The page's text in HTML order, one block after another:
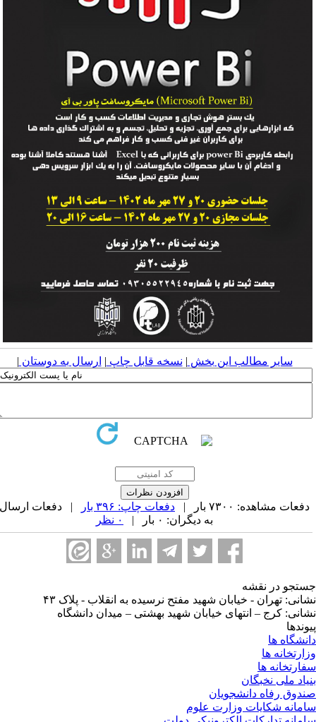
سایر مطالب این بخش | نسخه قابل چاپ| ارسال به دوستان|
دفعات مشاهده: ۷۳۰۰ بار | دفعات چاپ: ۳۹۶ بار
| دفعات ارسال
به دیگران: ۰ بار |
در نقشه
تهران - خیابان شهید مفتح نرسیده به انقلاب - پلاک ۴۳
کرج – انتهای خیابان شهید بهشتی – میدان دانشگاه
ها
ها
ها
ملی نخبگان
رفاه دانشجویان
شکایات وزارت علوم